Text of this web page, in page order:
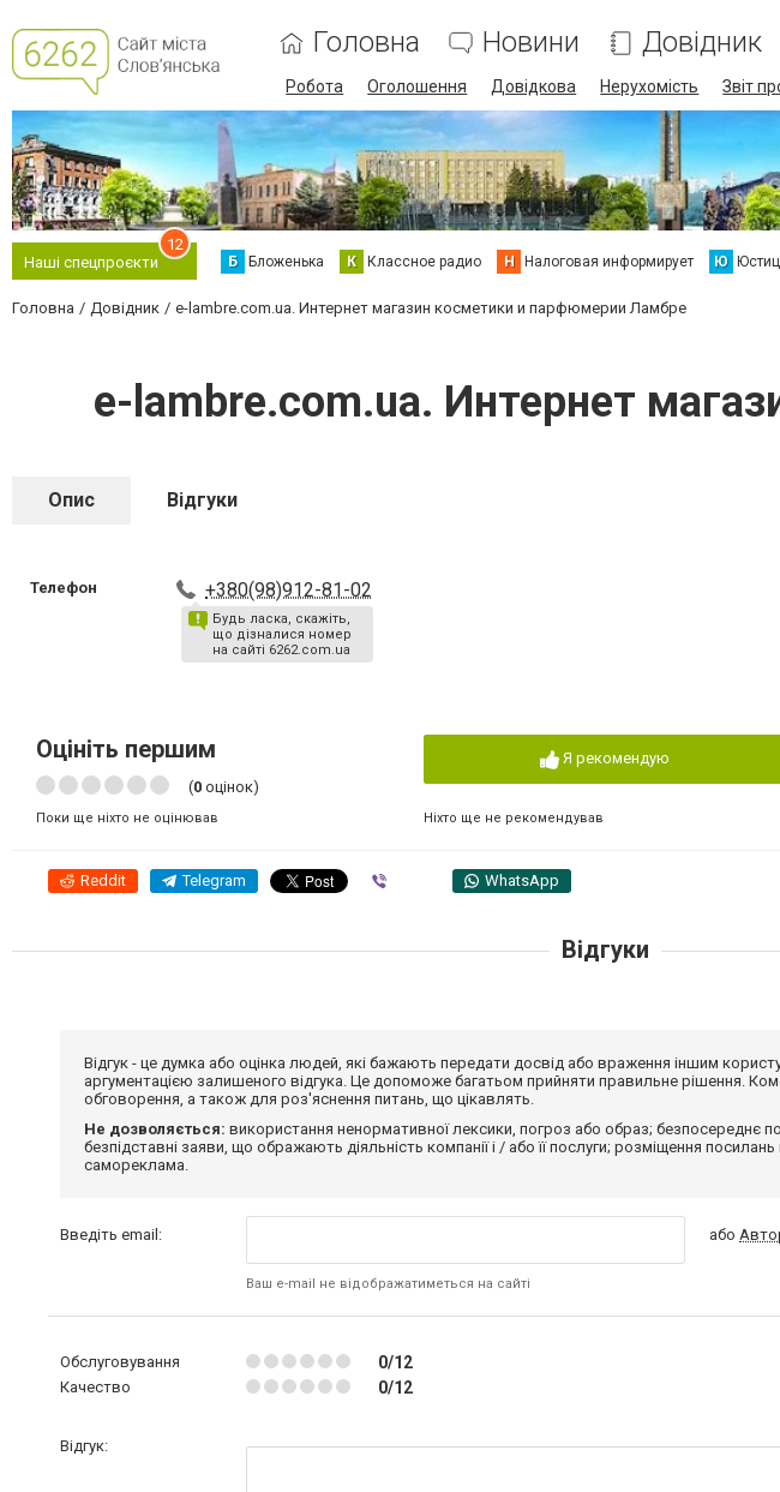
Головна Новини Довідник
Робота Оголошення Довідкова Нерухомість Звіт
Наші спецпроєкти
12
Б Бложенька К Классное радио Н Налоговая информирует Ю
Головна Довідник e-lambre.com.ua. Интернет магазин косметики и парфюмерии Ламбре
e-lambre.com.ua. Интернет
Опис Відгуки
Телефон +380(98)912-81-02
Будь ласка, скажіть,
що дізналися номер
на сайті 6262.com.ua
Оцініть першим
(0 оцінок)
Поки ще ніхто не оцінював
Я рекомендую
Ніхто ще не рекомендував
Reddit Telegram WhatsApp
Відгуки
Відгук - це думка або оцінка людей, які бажають передати досвід або враження іншим
аргументацією залишеного відгука. Це допоможе багатьом прийняти правильне рішення.
обговорення, а також для роз'яснення питань, що цікавлять.
Не дозволяється: використання ненормативної лексики, погроз або образ; безпосереднє
безпідставні заяви, що ображають діяльність компанії і / або її послуги; розміщення
самореклама.
Введіть email:
Ваш e-mail не відображатиметься на сайті
або
Обслуговування 0/12
Качество 0/12
Відгук: